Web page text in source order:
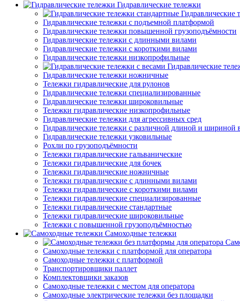
Гидравлические тележки
Гидравлические
Гидравлические тележки с подъемной платформой
Гидравлические тележки повышенной грузоподъёмности
Гидравлические тележки с длинными вилами
Гидравлические тележки с короткими вилами
Гидравлические тележки низкопрофильные
Гидравлические
Гидравлические тележки ножничные
Тележки гидравлические для рулонов
Гидравлические тележки специализированные
Гидравлические тележки широковильные
Тележки гидравлические низкопрофильные
Гидравлические тележки для агрессивных сред
Гидравлические тележки с различной длиной и шириной
Гидравлические тележки узковильные
Рохли по грузоподъёмности
Тележки гидравлические гальванические
Тележки гидравлические для бочек
Тележки гидравлические ножничные
Тележки гидравлические с длинными вилами
Тележки гидравлические с короткими вилами
Тележки гидравлические специализированные
Тележки гидравлические стандартные
Тележки гидравлические широковильные
Тележки с повышенной грузоподъёмностью
Самоходные тележки
Самоходные тележки с платформой для оператора
Самоходные тележки с платформой
Транспортировщики паллет
Комплектовщики заказов
Самоходные тележки с местом для оператора
Самоходные электрические тележки без площадки